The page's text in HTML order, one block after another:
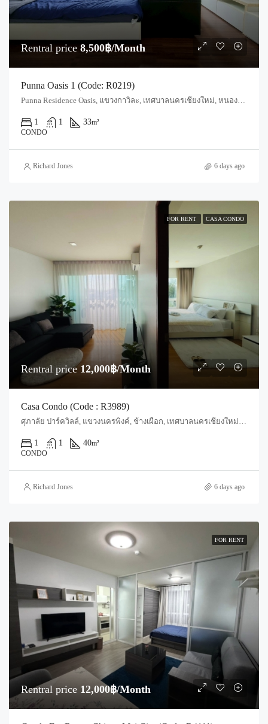
Rentral price 8,500฿/Month
Punna Oasis 1 (Code: R0219)
Punna Residence Oasis, แขวงกาวิละ, เทศบาลนครเชียงใหม่, หนองป่าครั่ง, อำเภอเมืองเชียงใหม่, จังหวัดเชียงใหม่, 50000, ประเทศไทย, Chiang Mai, Mueang Chiang Mai, Wat Ket
1 1 33m²
CONDO
Richard Jones 6 days ago
FOR RENT CASA CONDO
Rentral price 12,000฿/Month
Casa Condo (Code : R3989)
1 1 40m²
CONDO
Richard Jones 6 days ago
FOR RENT
Rentral price 12,000฿/Month